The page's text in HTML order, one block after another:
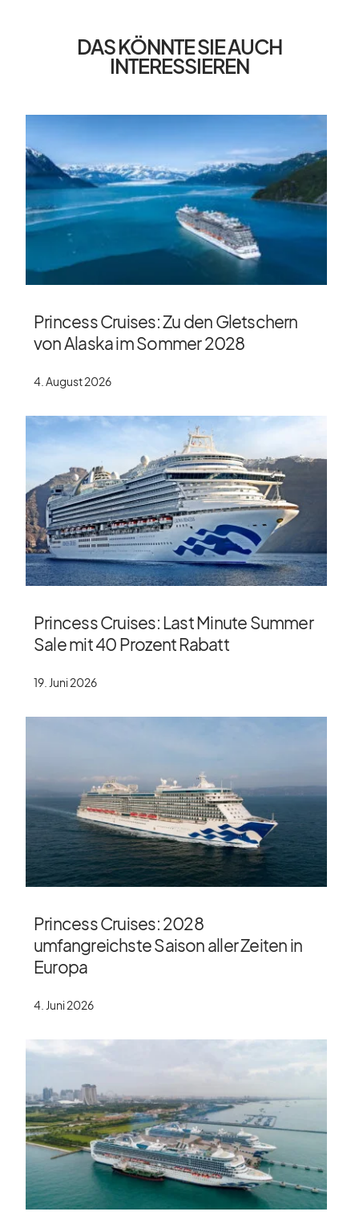
DAS KÖNNTE SIE AUCH
INTERESSIEREN
Princess Cruises: Zu den Gletschern
von Alaska im Sommer 2028
4. August 2026
Princess Cruises: Last Minute Summer
Sale mit 40 Prozent Rabatt
19. Juni 2026
Princess Cruises: 2028
umfangreichste Saison aller Zeiten in
Europa
4. Juni 2026